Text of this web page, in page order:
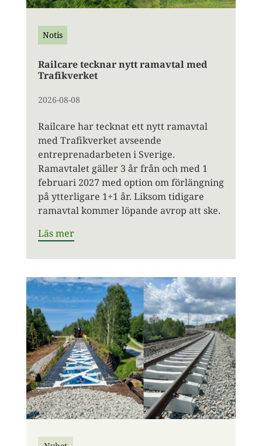
Notis
Railcare tecknar nytt ramavtal med
Trafikverket
2026-08-08
Railcare har tecknat ett nytt ramavtal
med Trafikverket avseende
entreprenadarbeten i Sverige.
Ramavtalet gäller 3 år från och med 1
februari 2027 med option om förlängning
på ytterligare 1+1 år. Liksom tidigare
ramavtal kommer löpande avrop att ske.
Läs mer